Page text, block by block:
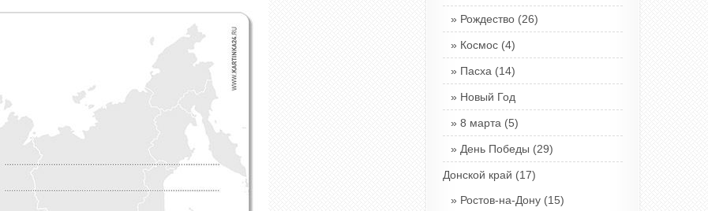
Рождество (26)
Космос (4)
Пасха (14)
Новый Год
8 марта (5)
День Победы (29)
Донской край (17)
Ростов-на-Дону (15)